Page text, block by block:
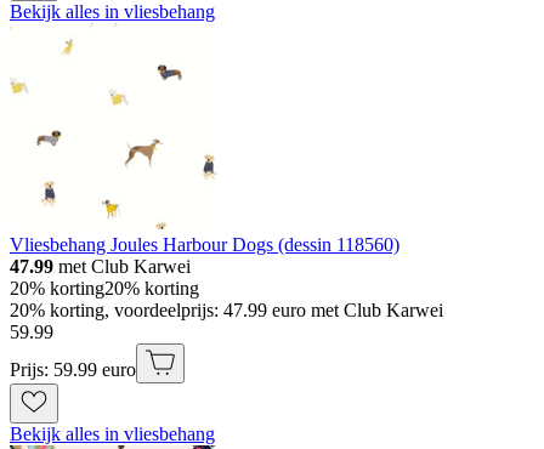
Bekijk alles in vliesbehang
Vliesbehang Joules Harbour Dogs (dessin 118560)
47.99 met Club Karwei
20% korting20% korting
20% korting, voordeelprijs: 47.99 euro met Club Karwei
59.99
Prijs: 59.99 euro
Bekijk alles in vliesbehang